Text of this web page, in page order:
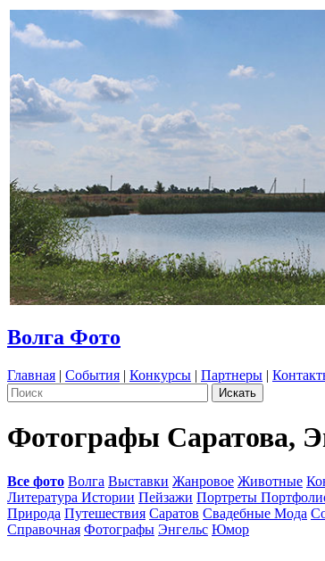
Волга Фото
Главная | События | Конкурсы | Партнеры |
Фотографы Саратова,
Все фото Волга Выставки Жанровое Животные
Литература Истории Пейзажи Портреты
Природа Путешествия Саратов Свадебные Мода
Справочная Фотографы Энгельс Юмор